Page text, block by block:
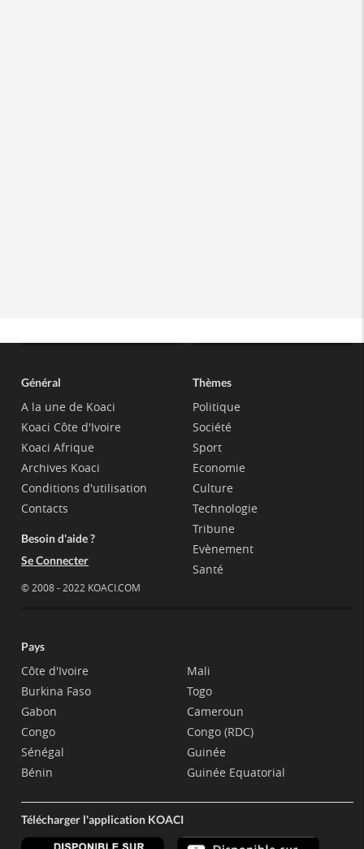
Général
A la une de Koaci
Koaci Côte d'Ivoire
Koaci Afrique
Archives Koaci
Conditions d'utilisation
Contacts
Besoin d'aide ?
Se Connecter
© 2008 - 2022 KOACI.COM
Thèmes
Politique
Société
Sport
Economie
Culture
Technologie
Tribune
Evènement
Santé
Pays
Côte d'Ivoire
Burkina Faso
Gabon
Congo
Sénégal
Bénin
Mali
Togo
Cameroun
Congo (RDC)
Guinée
Guinée Equatorial
Télécharger l'application KOACI